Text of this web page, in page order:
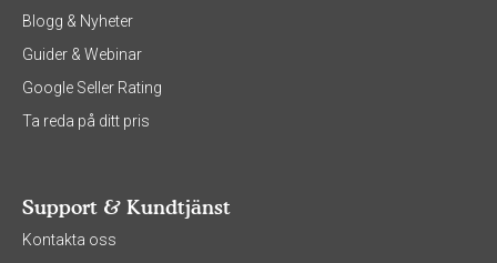
Blogg & Nyheter
Guider & Webinar
Google Seller Rating
Ta reda på ditt pris
Support & Kundtjänst
Kontakta oss